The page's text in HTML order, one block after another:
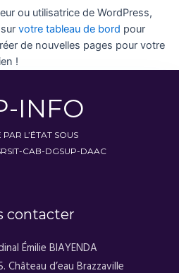
ou utilisatrice de WordPress,
votre tableau de bord pour
de nouvelles pages pour votre
!
INFO
L’ÉTAT SOUS
CAB-DGSUP-DAAC
contacter
Émilie BIAYENDA
Château d’eau Brazzaville